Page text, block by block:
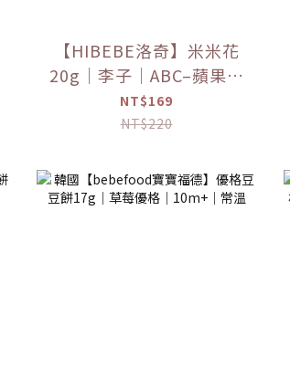
【HIBEBE洛奇】米米花
20g｜李子｜ABC–蘋果、
胡蘿蔔、甜菜根｜7m+｜
常溫
NT$169
NT$220